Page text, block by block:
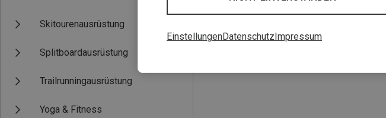
Skitourenausrüstung
Splitboardausrüstung
Trailrunningausrüstung
Yoga & Fitness
EinstellungenDatenschutz Impressum